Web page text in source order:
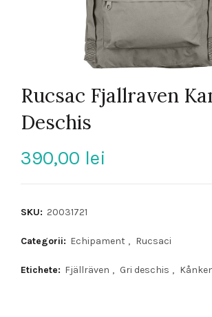
Rucsac Fjallraven
Deschis
390,00 lei
SKU: 20031721
Categorii: Echipament , Rucsaci
Etichete: Fjällräven , Gri deschis ,